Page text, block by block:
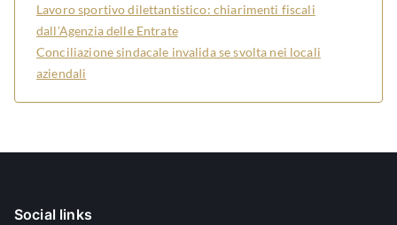
Lavoro sportivo dilettantistico: chiarimenti fiscali
dall’Agenzia delle Entrate
Conciliazione sindacale invalida se svolta nei locali
aziendali
Social links